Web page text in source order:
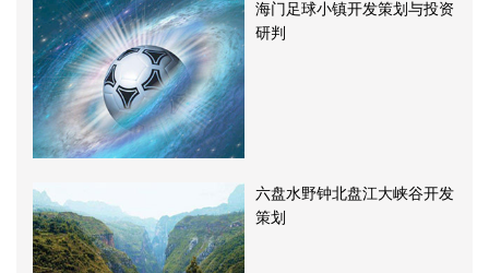
海门足球小镇开发策划与投资
研判
六盘水野钟北盘江大峡谷开发
策划